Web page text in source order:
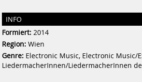
INFO
Formiert: 2014
Region: Wien
Genre: Electronic Music, Electronic Music/
LiedermacherInnen/LiedermacherInnen